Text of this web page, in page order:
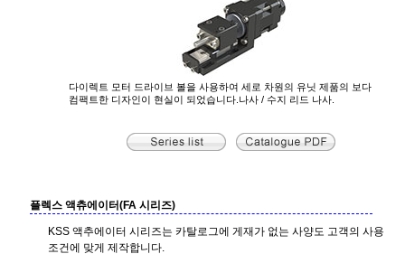
다이렉트 모터 드라이브 볼을 사용하여 세로 차원의 유닛 제품의 보다
컴팩트한 디자인이 현실이 되었습니다.나사 / 수지 리드 나사.
플렉스 액츄에이터(FA 시리즈)
KSS 액추에이터 시리즈는 카탈로그에 게재가 없는 사양도 고객의 사용
조건에 맞게 제작합니다.